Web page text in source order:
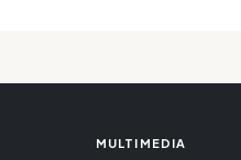
MULTIMEDIA